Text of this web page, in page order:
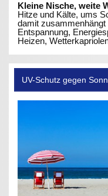
Kleine Nische, weite
Hitze und Kälte, ums
damit
Entspannung,
Heizen,
UV-Schutz gegen